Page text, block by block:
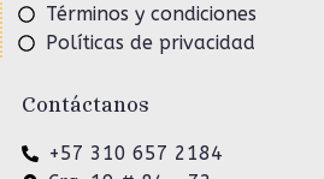
Términos y condiciones
Políticas de privacidad
Contáctanos
+57 310 657 2184